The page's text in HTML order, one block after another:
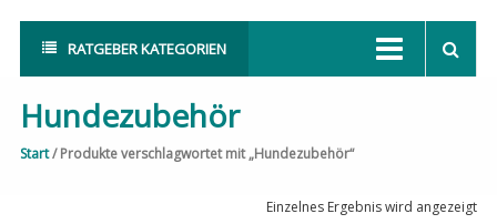
RATGEBER KATEGORIEN
Hundezubehör
Start/ Produkte verschlagwortet mit „Hundezubehör“
Einzelnes Ergebnis wird angezeigt